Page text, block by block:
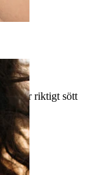
ser riktigt sött